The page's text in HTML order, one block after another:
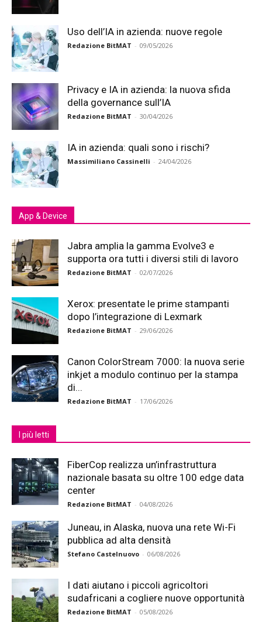
Uso dell’IA in azienda: nuove regole
Redazione BitMAT - 09/05/2026
Privacy e IA in azienda: la nuova sfida
della governance sull’IA
Redazione BitMAT - 30/04/2026
IA in azienda: quali sono i rischi?
Massimiliano Cassinelli - 24/04/2026
App & Device
Jabra amplia la gamma Evolve3 e
supporta ora tutti i diversi stili di lavoro
Redazione BitMAT - 02/07/2026
Xerox: presentate le prime stampanti
dopo l’integrazione di Lexmark
Redazione BitMAT - 29/06/2026
Canon ColorStream 7000: la nuova serie
inkjet a modulo continuo per la stampa
di...
Redazione BitMAT - 17/06/2026
I più letti
FiberCop realizza un’infrastruttura
nazionale basata su oltre 100 edge data
center
Redazione BitMAT - 04/08/2026
Juneau, in Alaska, nuova una rete Wi-Fi
pubblica ad alta densità
Stefano Castelnuovo - 06/08/2026
I dati aiutano i piccoli agricoltori
sudafricani a cogliere nuove opportunità
Redazione BitMAT - 05/08/2026